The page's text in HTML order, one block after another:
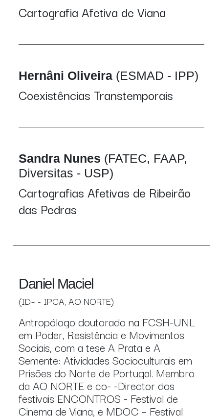
Cartografia Afetiva de Viana
Hernâni Oliveira (ESMAD - IPP)
Coexistências Transtemporais
Sandra Nunes (FATEC, FAAP,
Diversitas - USP)
Cartografias Afetivas de Ribeirão
das Pedras
Daniel Maciel
(ID+ - IPCA, AO NORTE)
Antropólogo doutorado na FCSH-UNL
em Poder, Resistência e Movimentos
Sociais, com a tese A Prata e A
Semente: Atividades Socioculturais em
Prisões do Norte de Portugal. Membro
da AO NORTE e co- -Director dos
festivais ENCONTROS - Festival de
Cinema de Viana, e MDOC – Festival